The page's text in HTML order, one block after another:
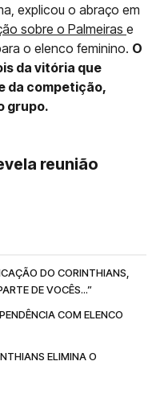
explicou o abraço em
sobre o Palmeiras e
o elenco feminino. O
da vitória que
da competição,
grupo.
reunião
DO CORINTHIANS,
DE VOCÊS...”
COM ELENCO
ELIMINA O